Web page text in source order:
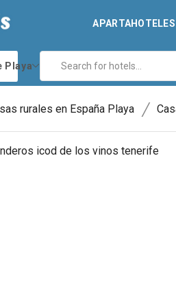
Playa
rurales en España Playa /